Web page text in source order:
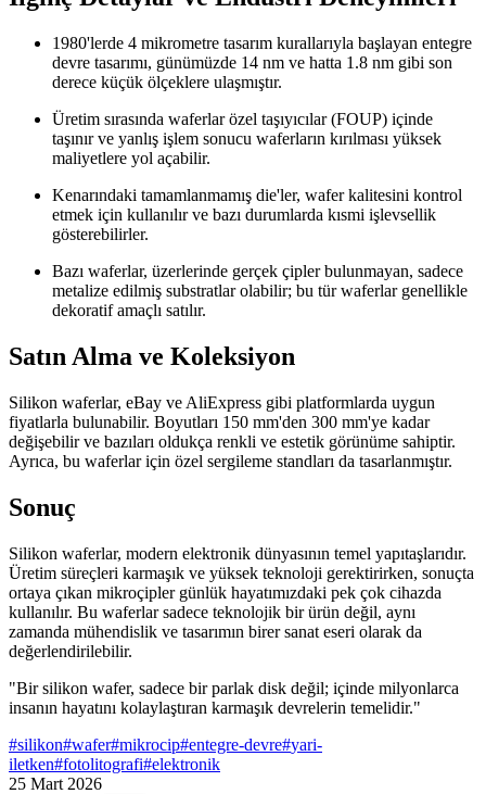
1980'lerde 4 mikrometre tasarım kurallarıyla başlayan entegre
devre tasarımı, günümüzde 14 nm ve hatta 1.8 nm gibi son
derece küçük ölçeklere ulaşmıştır.
Üretim sırasında waferlar özel taşıyıcılar (FOUP) içinde
taşınır ve yanlış işlem sonucu waferların kırılması yüksek
maliyetlere yol açabilir.
Kenarındaki tamamlanmamış die'ler, wafer kalitesini kontrol
etmek için kullanılır ve bazı durumlarda kısmi işlevsellik
gösterebilirler.
Bazı waferlar, üzerlerinde gerçek çipler bulunmayan, sadece
metalize edilmiş substratlar olabilir; bu tür waferlar genellikle
dekoratif amaçlı satılır.
Satın Alma ve Koleksiyon
Silikon waferlar, eBay ve AliExpress gibi platformlarda uygun
fiyatlarla bulunabilir. Boyutları 150 mm'den 300 mm'ye kadar
değişebilir ve bazıları oldukça renkli ve estetik görünüme sahiptir.
Ayrıca, bu waferlar için özel sergileme standları da tasarlanmıştır.
Sonuç
Silikon waferlar, modern elektronik dünyasının temel yapıtaşlarıdır.
Üretim süreçleri karmaşık ve yüksek teknoloji gerektirirken, sonuçta
ortaya çıkan mikroçipler günlük hayatımızdaki pek çok cihazda
kullanılır. Bu waferlar sadece teknolojik bir ürün değil, aynı
zamanda mühendislik ve tasarımın birer sanat eseri olarak da
değerlendirilebilir.
"Bir silikon wafer, sadece bir parlak disk değil; içinde milyonlarca
insanın hayatını kolaylaştıran karmaşık devrelerin temelidir."
#silikon#wafer#mikrocip#entegre-devre#yari-
iletken#fotolitografi#elektronik
25 Mart 2026